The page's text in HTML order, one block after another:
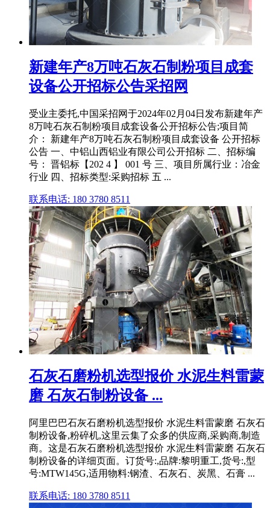
新建年产8万吨石灰石制粉项目成套
设备公开招标公告采招网
受业主委托,中国采招网于2024年02月04日发布新建年产
8万吨石灰石制粉项目成套设备公开招标公告;项目简
介： 新建年产8万吨石灰石制粉项目成套设备 公开招标
公告 一、中铝山西铝业有限公司公开招标 二、招标编
号： 晋铝标【202 4 】 001 号 三、项目所属行业：冶金
行业 四、招标类型:采购招标 五 ...
联系电话: 180 3780 8511
石灰石磨粉机选型报价 水泥生料雷蒙
磨 石灰石制粉设备 ...
阿里巴巴石灰石磨粉机选型报价 水泥生料雷蒙磨 石灰石
制粉设备,粉碎机,这里云集了众多的供应商,采购商,制造
商。这是石灰石磨粉机选型报价 水泥生料雷蒙磨 石灰石
制粉设备的详细页面。订货号:,品牌:黎明重工,货号:,型
号:MTW145G,适用物料:钢渣、石灰石、炭黑、石膏 ...
联系电话: 180 3780 8511